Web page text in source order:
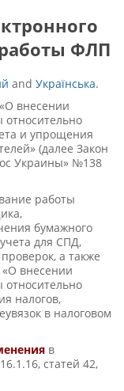
ФЛП
and Українська.
внесении
и упрощения
(далее Закон
Украины» №138
работы
бумажного
для СПД,
а также
«О внесении
налогов,
в налоговом
в
статей 42,